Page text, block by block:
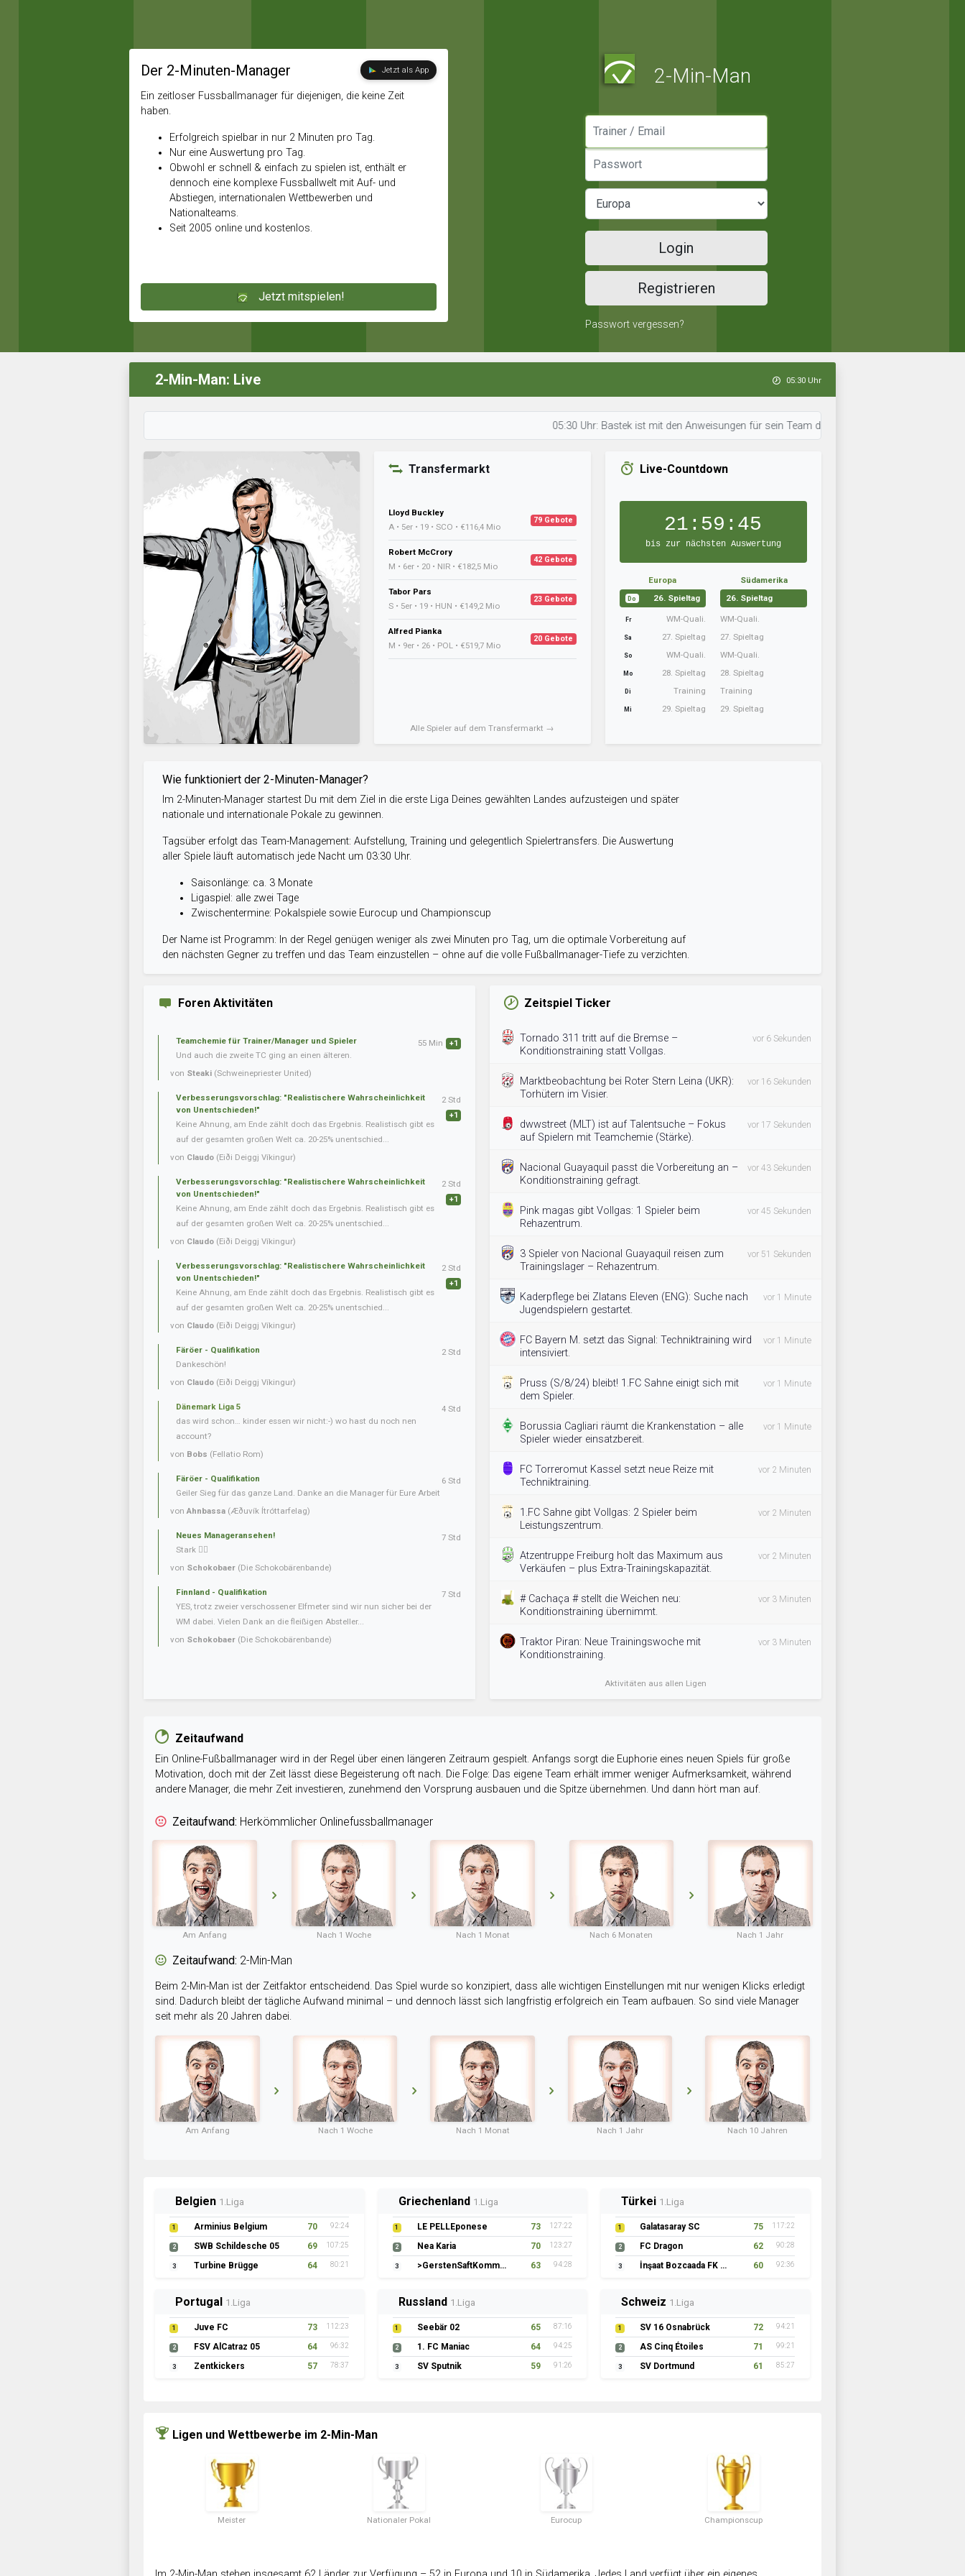
Der 2-Minuten-Manager Jetzt als App
Ein zeitloser Fussballmanager für diejenigen, die keine Zeit
haben.
Erfolgreich spielbar in nur 2 Minuten pro Tag.
Nur eine Auswertung pro Tag.
Obwohl er schnell & einfach zu spielen ist, enthält er
dennoch eine komplexe Fussballwelt mit Auf- und
Abstiegen, internationalen Wettbewerben und
Nationalteams.
Seit 2005 online und kostenlos.
Jetzt mitspielen!
2-Min-Man
Login
Registrieren
Passwort vergessen?
2-Min-Man: Live 05:30 Uhr
05:30 Uhr: Bastek ist mit den Anweisungen für sein Team durch. • 05:29 Uhr: Tornado 311 hat
Transfermarkt
Lloyd Buckley
A • 5er • 19 • SCO • €116,4 Mio
79 Gebote
Robert McCrory
M • 6er • 20 • NIR • €182,5 Mio
42 Gebote
Tabor Pars
S • 5er • 19 • HUN • €149,2 Mio
23 Gebote
Alfred Pianka
M • 9er • 26 • POL • €519,7 Mio
20 Gebote
Alle Spieler auf dem Transfermarkt →
Live-Countdown
21:59:44
bis zur nächsten Auswertung
Europa
Do 26. Spieltag
Fr WM-Quali.
Sa 27. Spieltag
So WM-Quali.
Mo 28. Spieltag
Di Training
Mi 29. Spieltag
Südamerika
26. Spieltag
WM-Quali.
27. Spieltag
WM-Quali.
28. Spieltag
Training
29. Spieltag
Wie funktioniert der 2-Minuten-Manager?
Im 2-Minuten-Manager startest Du mit dem Ziel in die erste Liga Deines gewählten Landes aufzusteigen und später
nationale und internationale Pokale zu gewinnen.
Tagsüber erfolgt das Team-Management: Aufstellung, Training und gelegentlich Spielertransfers. Die Auswertung
aller Spiele läuft automatisch jede Nacht um 03:30 Uhr.
Saisonlänge: ca. 3 Monate
Ligaspiel: alle zwei Tage
Zwischentermine: Pokalspiele sowie Eurocup und Championscup
Der Name ist Programm: In der Regel genügen weniger als zwei Minuten pro Tag, um die optimale Vorbereitung auf
den nächsten Gegner zu treffen und das Team einzustellen – ohne auf die volle Fußballmanager-Tiefe zu verzichten.
Foren Aktivitäten
Teamchemie für Trainer/Manager und Spieler
Und auch die zweite TC ging an einen älteren.
von Steaki (Schweinepriester United)
55 Min +1
Verbesserungsvorschlag: "Realistischere Wahrscheinlichkeit
von Unentschieden!"
Keine Ahnung, am Ende zählt doch das Ergebnis. Realistisch gibt es
auf der gesamten großen Welt ca. 20-25% unentschied...
von Claudo (Eiði Deiggj Víkingur)
2 Std
+1
Verbesserungsvorschlag: "Realistischere Wahrscheinlichkeit
von Unentschieden!"
Keine Ahnung, am Ende zählt doch das Ergebnis. Realistisch gibt es
auf der gesamten großen Welt ca. 20-25% unentschied...
von Claudo (Eiði Deiggj Víkingur)
2 Std
+1
Verbesserungsvorschlag: "Realistischere Wahrscheinlichkeit
von Unentschieden!"
Keine Ahnung, am Ende zählt doch das Ergebnis. Realistisch gibt es
auf der gesamten großen Welt ca. 20-25% unentschied...
von Claudo (Eiði Deiggj Víkingur)
2 Std
+1
Färöer - Qualifikation
Dankeschön!
von Claudo (Eiði Deiggj Víkingur)
2 Std
Dänemark Liga 5
das wird schon… kinder essen wir nicht:-) wo hast du noch nen
account?
von Bobs (Fellatio Rom)
4 Std
Färöer - Qualifikation
Geiler Sieg für das ganze Land. Danke an die Manager für Eure Arbeit
vonAhnbassa (Æðuvík Ítróttarfelag)
6 Std
Neues Manageransehen!
Stark 👍🏼
von Schokobaer (Die Schokobärenbande)
7 Std
Finnland - Qualifikation
YES, trotz zweier verschossener Elfmeter sind wir nun sicher bei der
WM dabei. Vielen Dank an die fleißigen Absteller...
von Schokobaer (Die Schokobärenbande)
7 Std
Zeitspiel Ticker
Tornado 311 tritt auf die Bremse –
Konditionstraining statt Vollgas.
vor 6 Sekunden
Marktbeobachtung bei Roter Stern Leina (UKR):
Torhütern im Visier.
vor 16 Sekunden
dwwstreet (MLT) ist auf Talentsuche – Fokus
auf Spielern mit Teamchemie (Stärke).
vor 17 Sekunden
Nacional Guayaquil passt die Vorbereitung an –
Konditionstraining gefragt.
vor 43 Sekunden
Pink magas gibt Vollgas: 1 Spieler beim
Rehazentrum.
vor 45 Sekunden
3 Spieler von Nacional Guayaquil reisen zum
Trainingslager – Rehazentrum.
vor 51 Sekunden
Kaderpflege bei Zlatans Eleven (ENG): Suche nach
Jugendspielern gestartet.
vor 1 Minute
FC Bayern M. setzt das Signal: Techniktraining wird
intensiviert.
vor 1 Minute
Pruss (S/8/24) bleibt! 1.FC Sahne einigt sich mit
dem Spieler.
vor 1 Minute
Borussia Cagliari räumt die Krankenstation – alle
Spieler wieder einsatzbereit.
vor 1 Minute
FC Torreromut Kassel setzt neue Reize mit
Techniktraining.
vor 2 Minuten
1.FC Sahne gibt Vollgas: 2 Spieler beim
Leistungszentrum.
vor 2 Minuten
Atzentruppe Freiburg holt das Maximum aus
Verkäufen – plus Extra-Trainingskapazität.
vor 2 Minuten
# Cachaça # stellt die Weichen neu:
Konditionstraining übernimmt.
vor 3 Minuten
Traktor Piran: Neue Trainingswoche mit
Konditionstraining.
vor 3 Minuten
Aktivitäten aus allen Ligen
Zeitaufwand
Ein Online-Fußballmanager wird in der Regel über einen längeren Zeitraum gespielt. Anfangs sorgt die Euphorie eines neuen Spiels für große
Motivation, doch mit der Zeit lässt diese Begeisterung oft nach. Die Folge: Das eigene Team erhält immer weniger Aufmerksamkeit, während
andere Manager, die mehr Zeit investieren, zunehmend den Vorsprung ausbauen und die Spitze übernehmen. Und dann hört man auf.
Zeitaufwand: Herkömmlicher Onlinefussballmanager
Am Anfang Nach 1 Woche Nach 1 Monat Nach 6 Monaten Nach 1 Jahr
Zeitaufwand: 2-Min-Man
Beim 2-Min-Man ist der Zeitfaktor entscheidend. Das Spiel wurde so konzipiert, dass alle wichtigen Einstellungen mit nur wenigen Klicks erledigt
sind. Dadurch bleibt der tägliche Aufwand minimal – und dennoch lässt sich langfristig erfolgreich ein Team aufbauen. So sind viele Manager
seit mehr als 20 Jahren dabei.
Am Anfang Nach 1 Woche Nach 1 Monat Nach 1 Jahr Nach 10 Jahren
Belgien 1.Liga
1 Arminius Belgium 70 92:24
2 SWB Schildesche 05 69 107:25
3 Turbine Brügge 64 80:21
Griechenland 1.Liga
1 LE PELLEponese 73 127:22
2 Nea Karia 70 123:27
3 >GerstenSaftKommando 63 94:28
Türkei 1.Liga
1 Galatasaray SC 75 117:22
2 FC Dragon 62 90:28
3 İnşaat Bozcaada FK 1957 60 92:36
Portugal 1.Liga
1 Juve FC 73 112:23
2 FSV AlCatraz 05 64 96:32
3 Zentkickers 57 78:37
Russland 1.Liga
1 Seebär 02 65 87:16
2 1. FC Maniac 64 94:25
3 SV Sputnik 59 91:26
Schweiz 1.Liga
1 SV 16 Osnabrück 72 94:21
2 AS Cinq Étoiles 71 99:21
3 SV Dortmund 61 85:27
Ligen und Wettbewerbe im 2-Min-Man
Meister Nationaler Pokal Eurocup Championscup